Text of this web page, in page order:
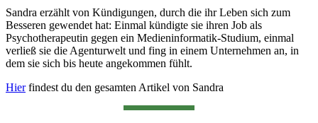
Sandra erzählt von Kündigungen, durch die ihr Leben sich zum
Besseren gewendet hat: Einmal kündigte sie ihren Job als
Psychotherapeutin gegen ein Medieninformatik-Studium, einmal
verließ sie die Agenturwelt und fing in einem Unternehmen an, in
dem sie sich bis heute angekommen fühlt.
Hierfindest du den gesamten Artikel von Sandra